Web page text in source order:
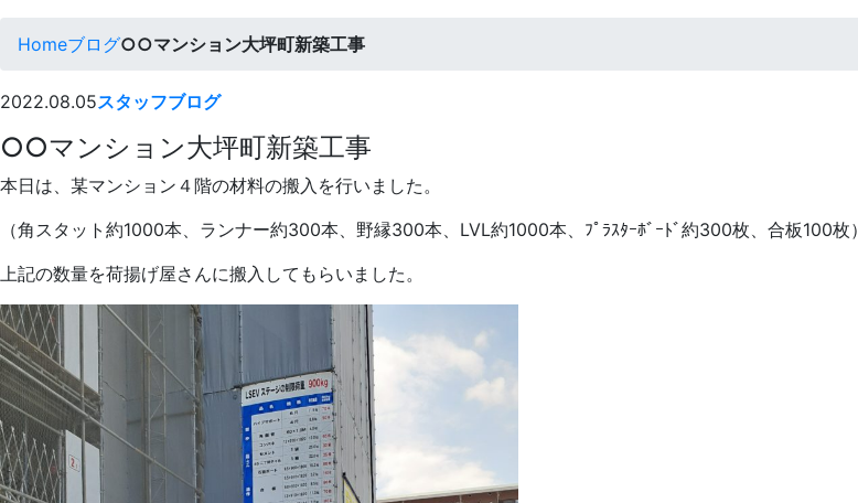
Homeブログ○○マンション大坪町新築工事
2022.08.05スタッフブログ
○○マンション大坪町新築工事
本日は、某マンション４階の材料の搬入を行いました。
（角スタット約1000本、ランナー約300本、野縁300本、LVL約1000本、ﾌﾟﾗｽﾀｰﾎﾞｰﾄﾞ約300枚、合板100枚）
上記の数量を荷揚げ屋さんに搬入してもらいました。